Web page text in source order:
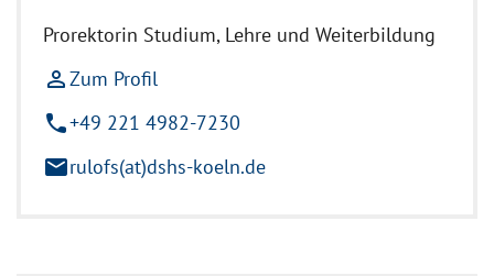
Prorektorin Studium, Lehre und Weiterbildung
person_outlineZum Profil
phone+49 221 4982-7230
mailrulofs(at)dshs-koeln.de